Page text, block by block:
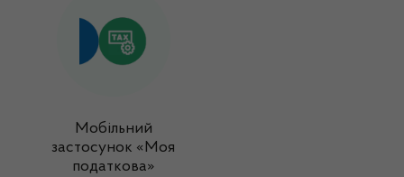
Мобільний
застосунок «Моя
податкова»